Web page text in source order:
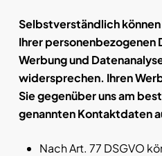
Selbstverständlich
Ihrer personenbezogenen
Werbung und
widersprechen. Ihren
Sie gegenüber uns am
genannten Kontaktdaten
Nach Art. 77 DSGVO